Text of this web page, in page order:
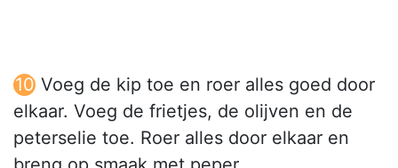
Voeg de kip toe en roer alles goed door
elkaar. Voeg de frietjes, de olijven en de
peterselie toe. Roer alles door elkaar en